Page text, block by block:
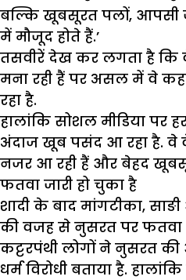
बल्कि खूबसूरत पलों,
में मौजूद होते हैं.’
तसवीरें देख कर लगता है कि
मना रही हैं पर असल में वे
रहा है.
हालांकि सोशल मीडिया पर
अंदाज खूब पसंद आ रहा है. वे
नजर आ रही हैं और बेहद
फतवा जारी हो चुका है
शादी के बाद मांगटीका,
की वजह से नुसरत पर फतवा
कट्टरपंथी लोगों ने नुसरत
धर्म विरोधी बताया है.